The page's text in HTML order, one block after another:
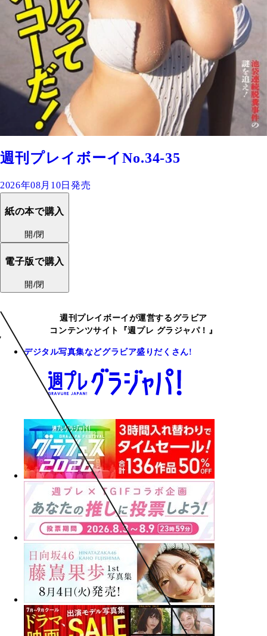
週刊プレイボーイNo.34-35
2026年08月10日発売
紙の本で購入
開/閉
電子版で購入
開/閉
週刊プレイボーイが運営するグラビア
コンテンツサイト『週プレ グラジャパ！』
デジタル写真集などグラビア盛りだくさん!